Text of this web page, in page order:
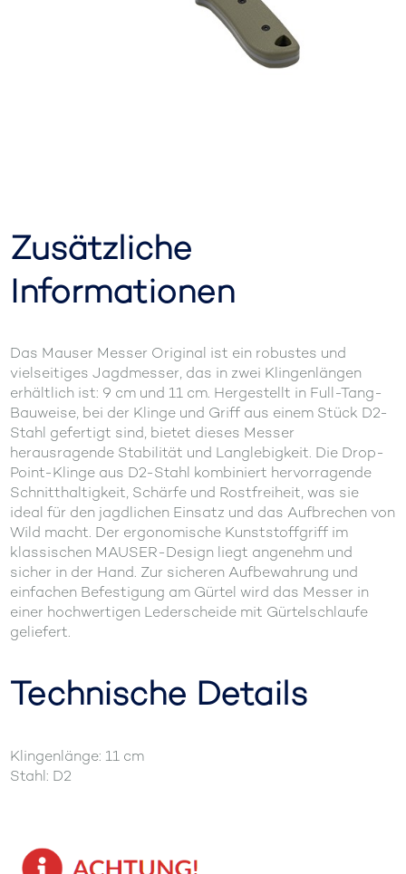
Zusätzliche
Informationen
Das Mauser Messer Original ist ein robustes und
vielseitiges Jagdmesser, das in zwei Klingenlängen
erhältlich ist: 9 cm und 11 cm. Hergestellt in Full-Tang-
Bauweise, bei der Klinge und Griff aus einem Stück D2-
Stahl gefertigt sind, bietet dieses Messer
herausragende Stabilität und Langlebigkeit. Die Drop-
Point-Klinge aus D2-Stahl kombiniert hervorragende
Schnitthaltigkeit, Schärfe und Rostfreiheit, was sie
ideal für den jagdlichen Einsatz und das Aufbrechen von
Wild macht. Der ergonomische Kunststoffgriff im
klassischen MAUSER-Design liegt angenehm und
sicher in der Hand. Zur sicheren Aufbewahrung und
einfachen Befestigung am Gürtel wird das Messer in
einer hochwertigen Lederscheide mit Gürtelschlaufe
geliefert.
Technische Details
Klingenlänge: 11 cm
Stahl: D2